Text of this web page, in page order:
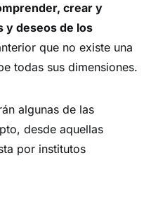
crear y
y deseos de los
que no existe una
todas sus dimensiones.
algunas de las
desde aquellas
por institutos